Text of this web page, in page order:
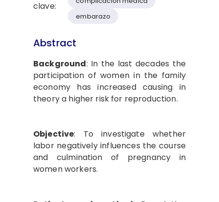
clave:
embarazo
Abstract
Background: In the last decades the
participation of women in the family
economy has increased causing in
theory a higher risk for reproduction.
Objective: To investigate whether
labor negatively influences the course
and culmination of pregnancy in
women workers.